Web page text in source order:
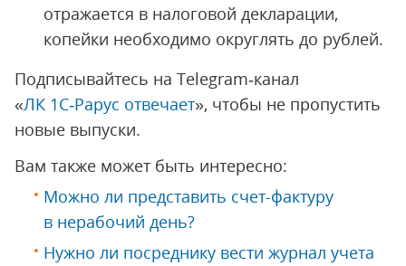
отражается в налоговой декларации,
копейки необходимо округлять до рублей.
Подписывайтесь на Telegram‑канал
«ЛК 1С‑Рарус отвечает», чтобы не пропустить
новые выпуски.
Вам также может быть интересно:
Можно ли представить счет-фактуру
в нерабочий день?
Нужно ли посреднику вести журнал учета